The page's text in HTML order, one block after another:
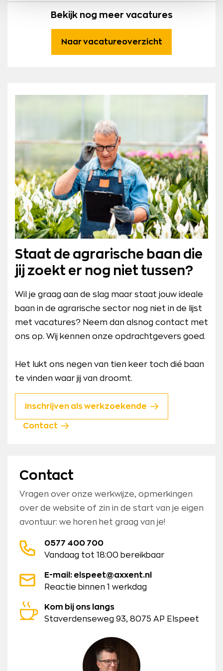
Bekijk nog meer vacatures
Naar vacatureoverzicht
Staat de agrarische baan die
jij zoekt er nog niet tussen?
Wil je graag aan de slag maar staat jouw ideale
baan in de agrarische sector nog niet in de lijst
met vacatures? Neem dan alsnog contact met
ons op. Wij kennen onze opdrachtgevers goed.
Het lukt ons negen van tien keer toch dié baan
te vinden waar jij van droomt.
Inschrijven als werkzoekende
Contact
Contact
Vragen over onze werkwijze, opmerkingen
over de website of zin in de start van je eigen
avontuur: we horen het graag van je!
0577 400 700
Vandaag tot 18:00 bereikbaar
E-mail: elspeet@axxent.nl
Reactie binnen 1 werkdag
Kom bij ons langs
Staverdenseweg 93, 8075 AP Elspeet